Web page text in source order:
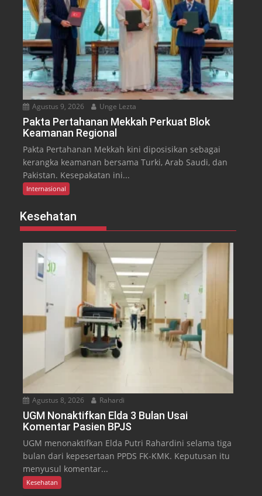
Agustus 9, 2026 Unge Lezta
Pakta Pertahanan Mekkah Perkuat Blok
Keamanan Regional
Pakta Pertahanan Mekkah kini diposisikan sebagai
kerangka keamanan bersama Turki, Arab Saudi, dan
Pakistan. Kesepakatan ini...
Internasional
Kesehatan
Agustus 8, 2026 Rahardi
UGM Nonaktifkan Elda 3 Bulan Usai
Komentar Pasien BPJS
UGM menonaktifkan Elda Putri Rahardini selama tiga
bulan dari kepesertaan PPDS FK-KMK. Keputusan itu
menyusul komentar...
Kesehatan